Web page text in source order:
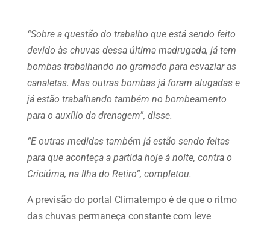
“Sobre a questão do trabalho que está sendo feito
devido às chuvas dessa última madrugada, já tem
bombas trabalhando no gramado para esvaziar as
canaletas. Mas outras bombas já foram alugadas e
já estão trabalhando também no bombeamento
para o auxílio da drenagem”, disse.
“E outras medidas também já estão sendo feitas
para que aconteça a partida hoje à noite, contra o
Criciúma, na Ilha do Retiro”, completou.
A previsão do portal Climatempo é de que o ritmo
das chuvas permaneça constante com leve